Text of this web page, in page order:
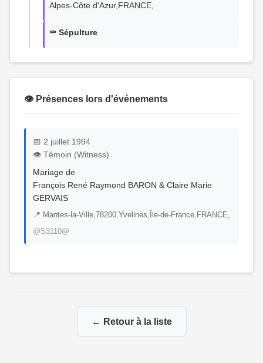
Alpes-Côte d'Azur,FRANCE,
⚰️ Sépulture
👁️ Présences lors d'événements
📅 2 juillet 1994
👁️ Témoin (Witness)
Mariage de
François René Raymond BARON & Claire Marie
GERVAIS
📍 Mantes-la-Ville,78200,Yvelines,Île-de-France,FRANCE,
@S3110@
← Retour à la liste